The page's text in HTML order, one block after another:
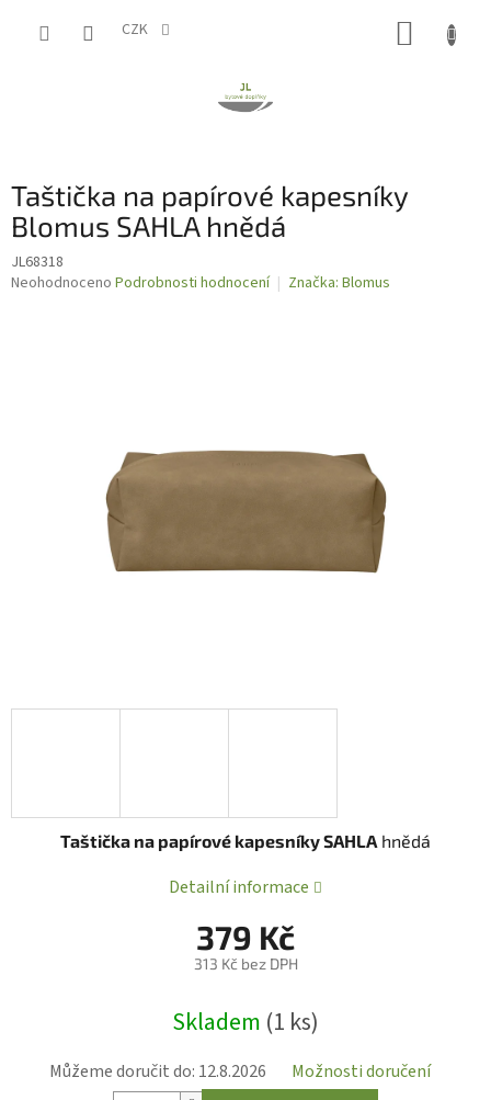
CZK
Taštička na papírové kapesníky
Blomus SAHLA hnědá
JL68318
Průměrné
Neohodnoceno Podrobnosti hodnocení Značka: Blomus
379 Kč
313 Kč bez DPH
cena:
Skladem (1 ks)
Můžeme doručit do: 12.8.2026 Možnosti doručení
Taštička na papírové kapesníky SAHLA hnědá
Detailní informace